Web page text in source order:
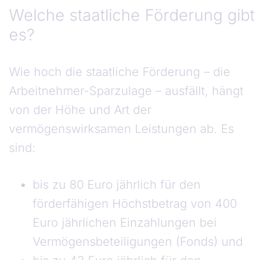
Welche staatliche Förderung gibt
es?
Wie hoch die staatliche Förderung – die
Arbeitnehmer-Sparzulage – ausfällt, hängt
von der Höhe und Art der
vermögenswirksamen Leistungen ab. Es
sind:
bis zu 80 Euro jährlich für den
förderfähigen Höchstbetrag von 400
Euro jährlichen Einzahlungen bei
Vermögensbeteiligungen (Fonds) und